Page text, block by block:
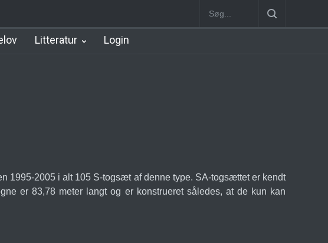
Nørreport Station [1934-2002] Nørreport Station
Litteratur Login
1995-2005 i alt 105 S-togsæt af denne type. SA-togsættet er kendt
er 83,78 meter langt og er konstrueret således, at de kun kan